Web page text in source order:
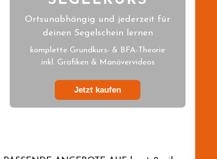
Ortsunabhängig und jederzeit für
deinen Segelschein lernen
komplette Grundkurs- & BFA-Theorie
inkl. Grafiken & Manövervideos
Jetzt kaufen